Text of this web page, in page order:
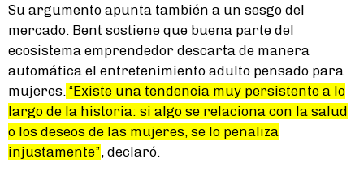
Su argumento apunta también a un sesgo del
mercado. Bent sostiene que buena parte del
ecosistema emprendedor descarta de manera
automática el entretenimiento adulto pensado para
mujeres. “Existe una tendencia muy persistente a lo
largo de la historia: si algo se relaciona con la salud
o los deseos de las mujeres, se lo penaliza
injustamente”, declaró.